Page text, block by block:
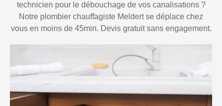
technicien pour le débouchage de vos canalisations ?
Notre plombier chauffagiste Meldert se déplace chez
vous en moins de 45min. Devis gratuit sans engagement.